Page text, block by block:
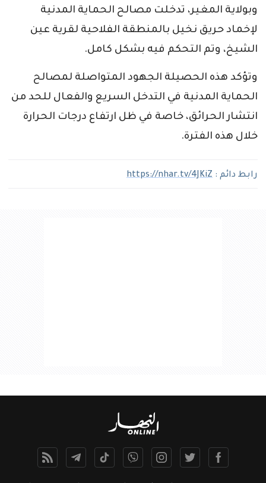
وبولاية المغير، تدخلت مصالح الحماية المدنية
لإخماد حريق نخيل بالمنطقة الفلاحية لقرية عين
الشيخ، وتم التحكم فيه بشكل كامل.
وتؤكد هذه الحصيلة الجهود المتواصلة لمصالح
الحماية المدنية في التدخل السريع والفعال للحد من
انتشار الحرائق، خاصة في ظل ارتفاع درجات الحرارة
خلال هذه الفترة.
رابط دائم : https://nhar.tv/4JKiZ